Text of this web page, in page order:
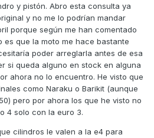
y pistón. Abro esta consulta ya
y no me lo podrían mandar
porque según me han comentado
es que la moto me hace bastante
poder arreglarla antes de esa
si queda alguno en stock en alguna
ahora no lo encuentro. He visto que
como Naraku o Barikit (aunque
pero por ahora los que he visto no
4 solo con la euro 3.
cilindros le valen a la e4 para